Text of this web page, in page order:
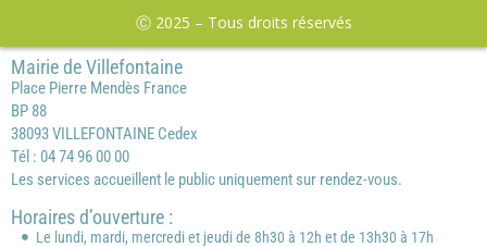
Ⓒ 2025 – Tous droits réservés
Mairie de Villefontaine
Place Pierre Mendès France
BP 88
38093 VILLEFONTAINE Cedex
Tél : 04 74 96 00 00
Les services accueillent le public uniquement sur rendez-vous.
Horaires d’ouverture :
Le lundi, mardi, mercredi et jeudi de 8h30 à 12h et de 13h30 à 17h